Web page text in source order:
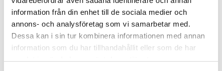
information från din enhet till de sociala medier och
annons- och analysföretag som vi samarbetar med.
Dessa kan i sin tur kombinera informationen med annan
information som du har tillhandahållit eller som de har
samlat in när du har använt deras tjänster.